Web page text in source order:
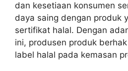
dan kesetiaan konsumen
daya saing dengan produk
sertifikat halal. Dengan
ini, produsen produk
label halal pada kemasan